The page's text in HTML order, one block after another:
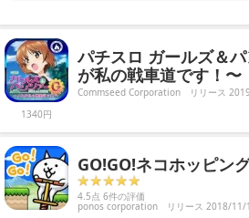
1340円
パチスロ ガールズ＆
が私の戦車道です！〜
Commseed Corporation リリース
GO!GO!ネコホッピン
4.5点 6件の評価
ponos corporation リリース 2018/11/